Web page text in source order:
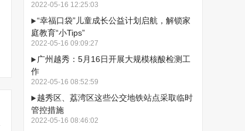
2022-05-16 12:25:03
“幸福口袋”儿童成长公益计划启航，解锁家
庭教育“小Tips”
2022-05-16 09:09:27
广州越秀：5月16日开展大规模核酸检测工
作
2022-05-16 08:52:59
越秀区、荔湾区这些公交地铁站点采取临时
管控措施
2022-05-16 08:46:02